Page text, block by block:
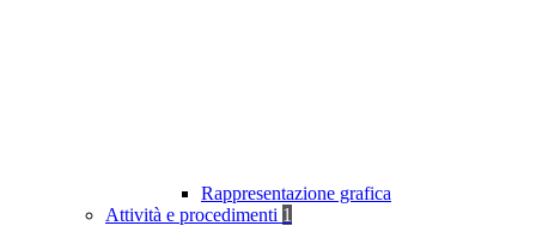
Rappresentazione grafica
Attività e procedimenti 1